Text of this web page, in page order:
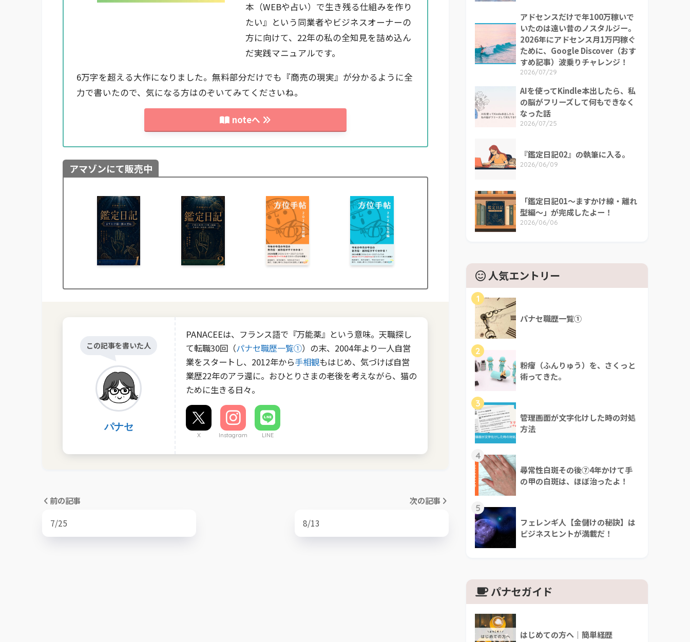
本（WEBや占い）で生き残る仕組みを作り
たい』という同業者やビジネスオーナーの
方に向けて、22年の私の全知見を詰め込ん
だ実践マニュアルです。
6万字を超える大作になりました。無料部分だけでも『商売の現実』が分かるように全
力で書いたので、気になる方はのぞいてみてくださいね。
noteへ
アマゾンにて販売中
この記事を書いた人
パナセ
PANACEEは、フランス語で『万能薬』という意味。天職探し
て転職30回（パナセ職歴一覧①）の末、2004年より一人自営
業をスタートし、2012年から手相観もはじめ、気づけば自営
業歴22年のアラ還に。おひとりさまの老後を考えながら、猫の
ために生きる日々。
X Instagram LINE
前の記事
7/25
次の記事
8/13
アドセンスだけで年100万稼いで
いたのは遠い昔のノスタルジー。
2026年にアドセンス月1万円稼ぐ
ために、Google Discover（おす
すめ記事）波乗りチャレンジ！
2026/07/29
AIを使ってKindle本出したら、私
の脳がフリーズして何もできなく
なった話
2026/07/25
『鑑定日記02』の執筆に入る。
2026/06/09
「鑑定日記01～ますかけ線・離れ
型編～」が完成したよー！
2026/06/06
人気エントリー
1
パナセ職歴一覧①
2
粉瘤（ふんりゅう）を、さくっと
術ってきた。
3
管理画面が文字化けした時の対処
方法
4
尋常性白斑その後⑦4年かけて手
の甲の白斑は、ほぼ治ったよ！
5
フェレンギ人【金儲けの秘訣】は
ビジネスヒントが満載だ！
パナセガイド
はじめての方へ｜簡単経歴